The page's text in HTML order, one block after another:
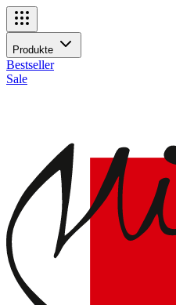
Navigationsmenü
Produkte
Produkte
Bestseller
Sale